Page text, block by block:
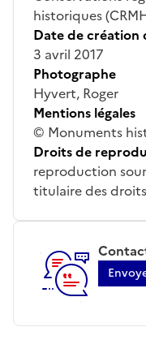
historiques
Date de création
3 avril 2017
Photographe
Hyvert, Roger
Mentions légales
© Monuments
Droits de
reproduction
titulaire des